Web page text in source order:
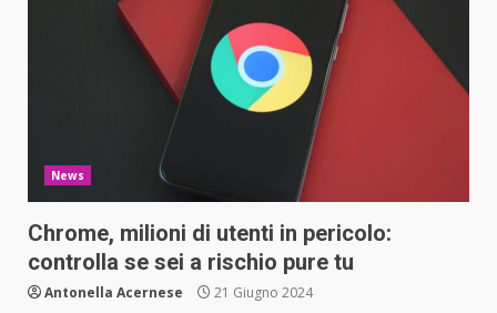
News
Chrome, milioni di utenti in pericolo:
controlla se sei a rischio pure tu
Antonella Acernese 21 Giugno 2024